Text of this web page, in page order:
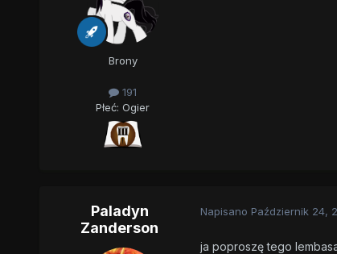
Brony
191
Płeć: Ogier
Paladyn
Zanderson
Napisano Październik 24,
ja poproszę tego